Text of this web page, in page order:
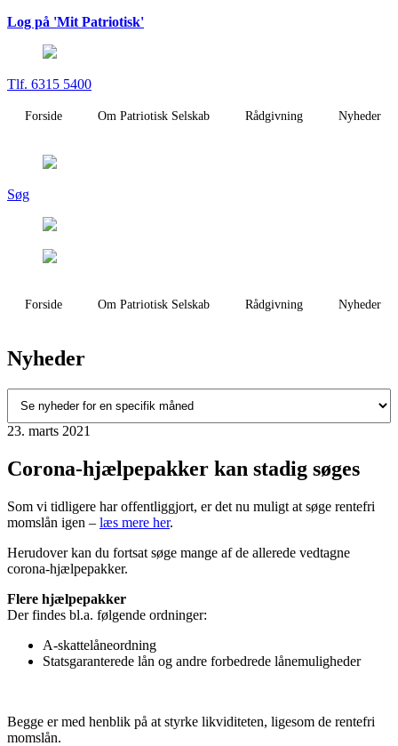
Log på 'Mit Patriotisk'
Tlf. 6315 5400
Forside Om Patriotisk Selskab Rådgivning Nyheder
Søg
Forside Om Patriotisk Selskab Rådgivning Nyheder
Nyheder
23. marts 2021
Corona-hjælpepakker kan stadig søges
Som vi tidligere har offentliggjort, er det nu muligt at søge rentefri
momslån igen – læs mere her.
Herudover kan du fortsat søge mange af de allerede vedtagne
corona-hjælpepakker.
Flere hjælpepakker
Der findes bl.a. følgende ordninger:
A-skattelåneordning
Statsgaranterede lån og andre forbedrede lånemuligheder
Begge er med henblik på at styrke likviditeten, ligesom de rentefri
momslån.